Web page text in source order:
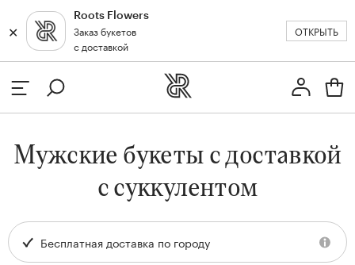
✕
Roots Flowers
Заказ букетов
с доставкой
ОТКРЫТЬ
Профиль
Вход или регистрация
Москва
✕
Мужские букеты с доставкой
с суккулентом
Бесплатная доставка по городу